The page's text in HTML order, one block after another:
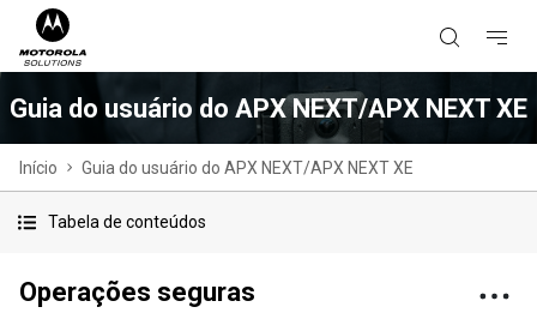
Guia do usuário do APX NEXT/APX NEXT XE
Início Guia do usuário do APX NEXT/APX NEXT XE
Tabela de conteúdos
Operações seguras